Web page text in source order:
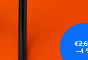
–4